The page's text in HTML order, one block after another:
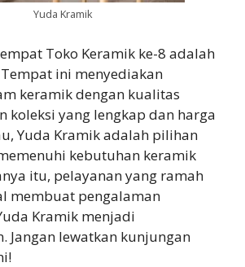
Yuda Kramik
Toko Keramik ke-8 adalah
Tempat ini menyediakan
keramik dengan kualitas
koleksi yang lengkap dan harga
Yuda Kramik adalah pilihan
kebutuhan keramik
itu, pelayanan yang ramah
membuat pengalaman
Kramik menjadi
Jangan lewatkan kunjungan